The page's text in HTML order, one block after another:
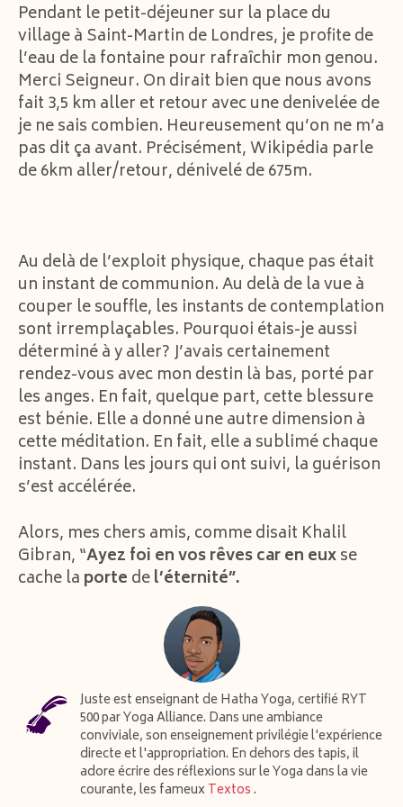
Pendant le petit-déjeuner sur la place du
village à Saint-Martin de Londres, je profite de
l’eau de la fontaine pour rafraîchir mon genou.
Merci Seigneur. On dirait bien que nous avons
fait 3,5 km aller et retour avec une denivelée de
je ne sais combien. Heureusement qu’on ne m’a
pas dit ça avant. Précisément, Wikipédia parle
de 6km aller/retour, dénivelé de 675m.
Au delà de l’exploit physique, chaque pas était
un instant de communion. Au delà de la vue à
couper le souffle, les instants de contemplation
sont irremplaçables. Pourquoi étais-je aussi
déterminé à y aller? J’avais certainement
rendez-vous avec mon destin là bas, porté par
les anges. En fait, quelque part, cette blessure
est bénie. Elle a donné une autre dimension à
cette méditation. En fait, elle a sublimé chaque
instant. Dans les jours qui ont suivi, la guérison
s’est accélérée.
Alors, mes chers amis, comme disait Khalil
Gibran, “Ayez foi en vosrêvescaren euxse
cache la porte del’éternité”.
Juste est enseignant de Hatha Yoga, certifié RYT
500 par Yoga Alliance. Dans une ambiance
conviviale, son enseignement privilégie l'expérience
directe et l'appropriation. En dehors des tapis, il
adore écrire des réflexions sur le Yoga dans la vie
courante, les fameuxTextos.